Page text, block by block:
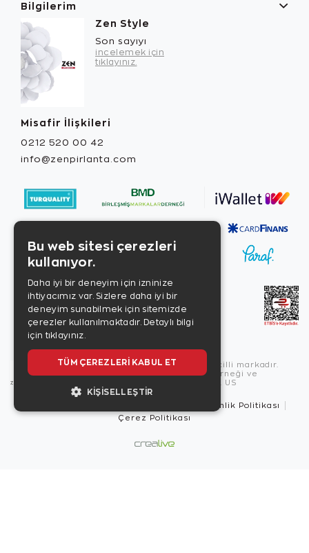
Bilgilerim
Zen Style
Son sayıyı
incelemek için
tıklayınız.
Misafir İlişkileri
0212 520 00 42
info@zenpirlanta.com
Copyright © 2026, Zen Diamond tescilli markadır.
Zen Diamond Birleşmiş Markalar Derneği ve
Turquality Destek Programı üyesidir. US
Güvenlik Politikası
Çerez Politikası
Bu web sitesi çerezleri
kullanıyor.
Daha iyi bir deneyim için izninize
ihtiyacımız var. Sizlere daha iyi bir
deneyim sunabilmek için sitemizde
çerezler kullanılmaktadır. Detaylı bilgi
için tıklayınız.
TÜM ÇEREZLERI KABUL ET
KIŞISELLEŞTIR